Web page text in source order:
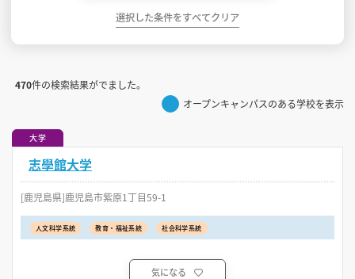
選択した条件をすべてクリア
470件の検索結果がでました。
オープンキャンパスのある学校を表示
大学
志學館大学
[鹿児島県]鹿児島市紫原1丁目59-1
人文科学系統 教育・福祉系統 社会科学系統
気になる